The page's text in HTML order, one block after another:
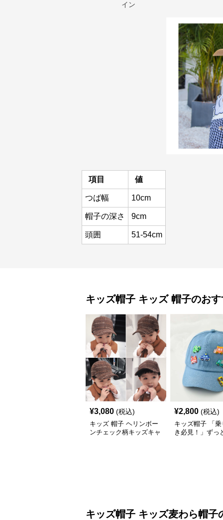
イン
項目 値
つば幅 10cm
帽子の深さ 9cm
頭囲 51-54cm
キッズ帽子 キッズ 帽子のお
¥3,080 (税込)
キッズ 帽子 ヘリンボー
ンチェック柄キッズキャ
¥2,800 (税込)
キッズ帽子 「
き必見！」ずっ
キッズ帽子 キッズ麦わら帽子